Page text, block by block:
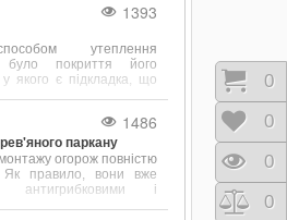
1393
утеплення
було покриття його
якого є підкладка, що
1486
паркану
огорож повністю
Як правило, вони вже
антигрибковими і
0
0
0
0